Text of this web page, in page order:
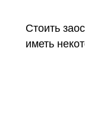
Стоить
иметь